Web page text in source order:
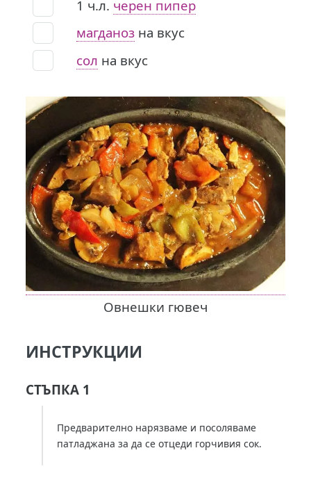
1 ч.л. черен пипер
магданоз на вкус
сол на вкус
Овнешки гювеч
ИНСТРУКЦИИ
СТЪПКА 1
Предварително нарязваме и посоляваме
патладжана за да се отцеди горчивия сок.